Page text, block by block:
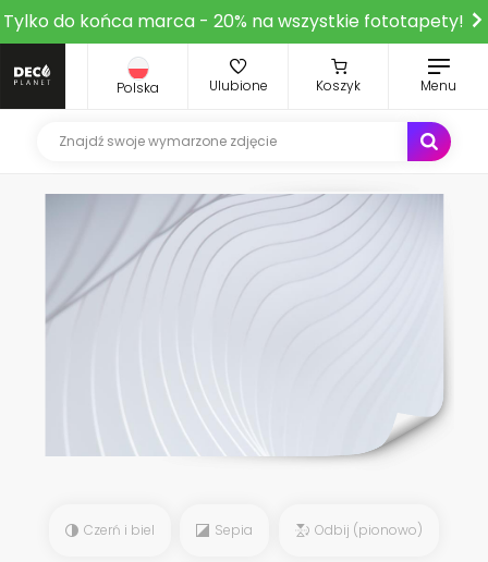
Tylko do końca marca - 20% na wszystkie fototapety!
Polska Ulubione Koszyk Menu
Czerń i biel Sepia Odbij (pionowo)